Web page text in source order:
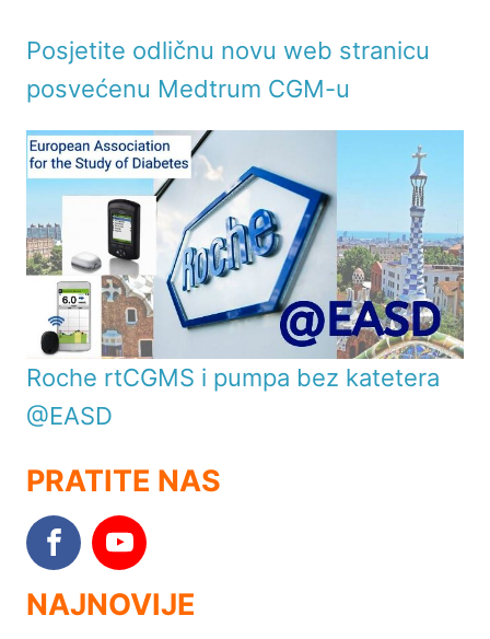
Posjetite odličnu novu web stranicu
posvećenu Medtrum CGM-u
Roche rtCGMS i pumpa bez katetera
@EASD
PRATITE NAS
NAJNOVIJE